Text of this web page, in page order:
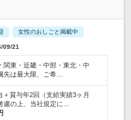
女性のおしごと掲載中
09/21
東・近畿・中部・東北・中
先は最大限、ご希…
＋賞与年2回（支給実績3ヶ月
の上、当社規定に…